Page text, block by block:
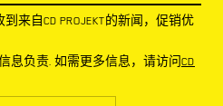
来自CD PROJEKT的新闻，促销优
信息负责. 如需更多信息，请访问 CD